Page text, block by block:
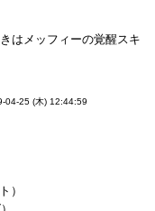
はメッフィーの覚醒スキ
04-25 (木) 12:44:59
）